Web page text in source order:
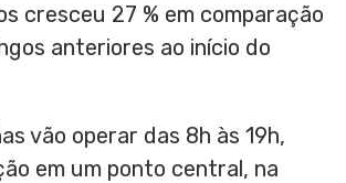
cresceu 27 % em comparação
anteriores ao início do
vão operar das 8h às 19h,
em um ponto central, na